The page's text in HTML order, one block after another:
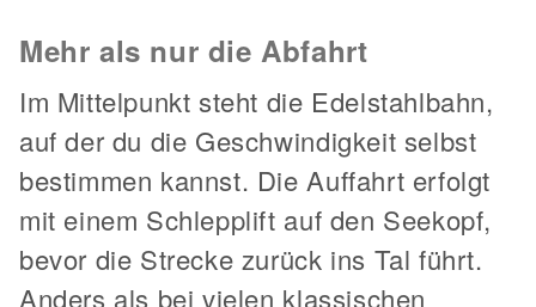
Mehr als nur die Abfahrt
Im Mittelpunkt steht die Edelstahlbahn,
auf der du die Geschwindigkeit selbst
bestimmen kannst. Die Auffahrt erfolgt
mit einem Schlepplift auf den Seekopf,
bevor die Strecke zurück ins Tal führt.
Anders als bei vielen klassischen